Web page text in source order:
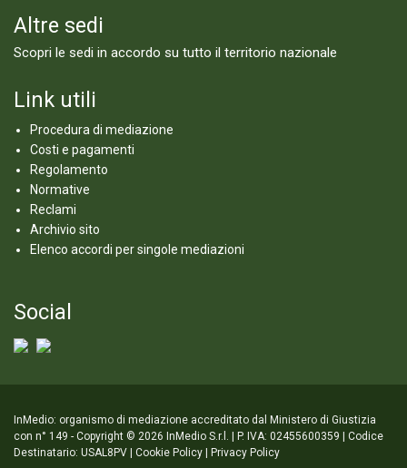
Altre sedi
Scopri le sedi in accordo su tutto il territorio nazionale
Link utili
Procedura di mediazione
Costi e pagamenti
Regolamento
Normative
Reclami
Archivio sito
Elenco accordi per singole mediazioni
Social
InMedio: organismo di mediazione accreditato dal Ministero di Giustizia
con n° 149 - Copyright © 2026 InMedio S.r.l. | P. IVA: 02455600359 | Codice
Destinatario: USAL8PV | Cookie Policy | Privacy Policy